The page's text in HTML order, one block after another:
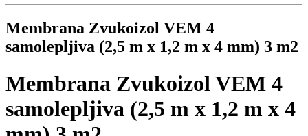
Membrana Zvukoizol VEM 4
samolepljiva (2,5 m x 1,2 m x 4 mm) 3 m2
Membrana Zvukoizol VEM 4
samolepljiva (2,5 m x 1,2 m x 4